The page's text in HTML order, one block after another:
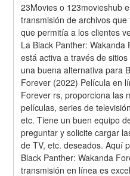
23Movies o 123movieshub
transmisión de archivos
que permitía a los clientes
La Black Panther:
está activa a través de
una buena alternativa para
Forever (2022) Película en
Forever rs, proporciona las
películas, series de
etc. Tiene un buen equipo
preguntar y solicite cargar
de TV, etc. deseados. Aquí
Black Panther: Wakanda
transmisión en línea es